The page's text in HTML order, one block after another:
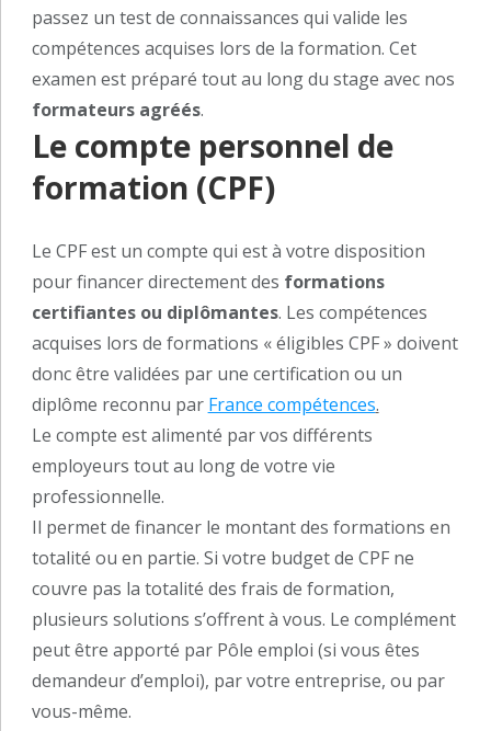
passez un test de connaissances qui valide les
compétences acquises lors de la formation. Cet
examen est préparé tout au long du stage avec nos
formateurs agréés.
Le compte personnel de
formation (CPF)
Le CPF est un compte qui est à votre disposition
pour financer directement des formations
certifiantes ou diplômantes. Les compétences
acquises lors de formations « éligibles CPF » doivent
donc être validées par une certification ou un
diplôme reconnu par France compétences.
Le compte est alimenté par vos différents
employeurs tout au long de votre vie
professionnelle.
Il permet de financer le montant des formations en
totalité ou en partie. Si votre budget de CPF ne
couvre pas la totalité des frais de formation,
plusieurs solutions s’offrent à vous. Le complément
peut être apporté par Pôle emploi (si vous êtes
demandeur d’emploi), par votre entreprise, ou par
vous-même.